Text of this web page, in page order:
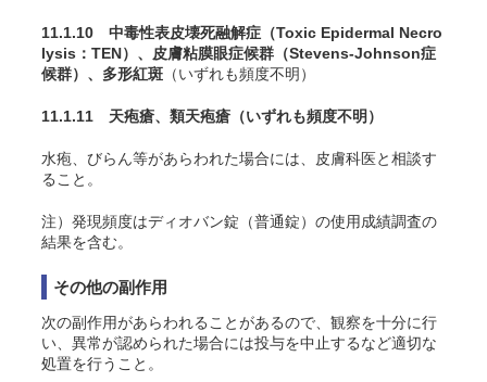
11.1.10 中毒性表皮壊死融解症（Toxic Epidermal Necro
lysis：TEN）、皮膚粘膜眼症候群（Stevens-Johnson症
候群）、多形紅斑 （いずれも頻度不明）
11.1.11 天疱瘡、類天疱瘡 （いずれも頻度不明）
水疱、びらん等があらわれた場合には、皮膚科医と相談す
ること。
注）発現頻度はディオバン錠（普通錠）の使用成績調査の
結果を含む。
その他の副作用
次の副作用があらわれることがあるので、観察を十分に行
い、異常が認められた場合には投与を中止するなど適切な
処置を行うこと。